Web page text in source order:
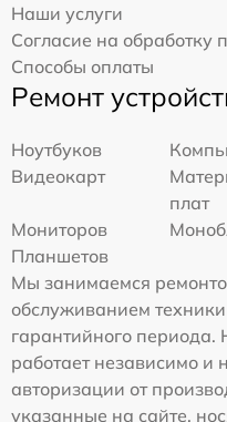
Наши услуги
Согласие на
Способы оплаты
Ремонт
Ноутбуков
Видеокарт
плат
Мониторов
Планшетов
Мы занимаемся
обслуживанием
гарантийного
работает независимо и
авторизации от
указанные на сайте,